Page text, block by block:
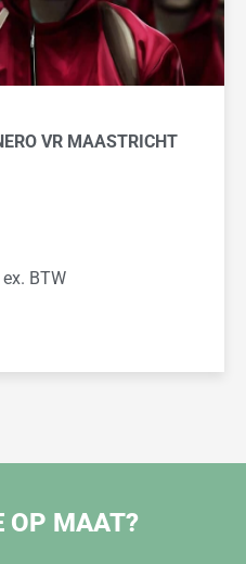
VR MAASTRICHT
BTW
OP MAAT?